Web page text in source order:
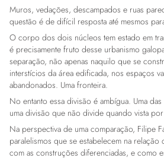
Muros, vedações, descampados e ruas
questão é de difícil resposta até mesmos
O corpo dos dois núcleos tem estado em
é precisamente fruto desse urbanismo
separação, não apenas naquilo que se
interstícios da área edificada, nos espaços
abandonados. Uma fronteira.
No entanto essa divisão é ambígua. Uma
uma divisão que não divide quando vista
Na perspectiva de uma comparação, Filipe
paralelismos que se estabelecem na
com as construções diferenciadas, e como